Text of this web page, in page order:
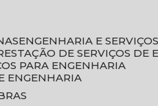
ENGENHARIA E SERVIÇOS
DE SERVIÇOS DE
PARA ENGENHARIA
ENGENHARIA